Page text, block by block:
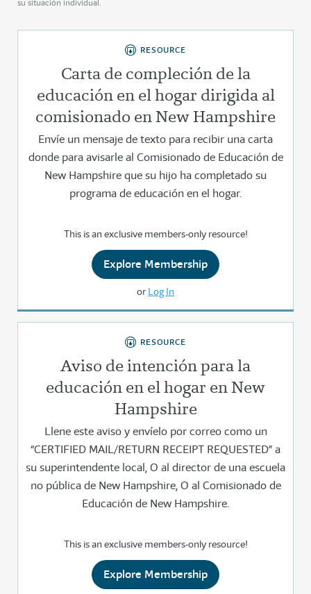
su situación individual.
RESOURCE
Carta de compleción de la
educación en el hogar dirigida al
comisionado en New Hampshire
Envíe un mensaje de texto para recibir una carta
donde para avisarle al Comisionado de Educación de
New Hampshire que su hijo ha completado su
programa de educación en el hogar.
This is an exclusive members-only resource!
Explore Membership
or Log In
RESOURCE
Aviso de intención para la
educación en el hogar en New
Hampshire
Llene este aviso y envíelo por correo como un
“CERTIFIED MAIL/RETURN RECEIPT REQUESTED” a
su superintendente local, O al director de una escuela
no pública de New Hampshire, O al Comisionado de
Educación de New Hampshire.
This is an exclusive members-only resource!
Explore Membership